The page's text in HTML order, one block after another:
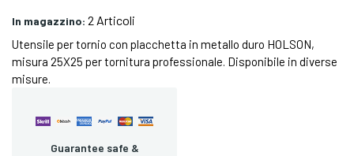
In magazzino: 2 Articoli
Utensile per tornio con placchetta in metallo duro HOLSON,
misura 25X25 per tornitura professionale. Disponibile in diverse
misure.
Guarantee safe &